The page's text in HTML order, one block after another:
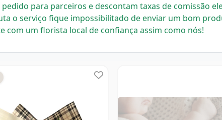
para parceiros e descontam taxas de comissão
o serviço fique impossibilitado de enviar um bom
com um florista local de confiança assim como nós!